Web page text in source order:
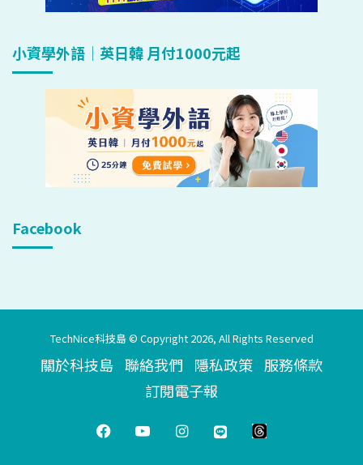
小資學外語｜英日韓 月付1000元起
Facebook
TechNice科技島 © Copyright 2026, All Rights Reserved
關於科技島 聯絡我們 隱私政策 服務條款
訂閱電子報